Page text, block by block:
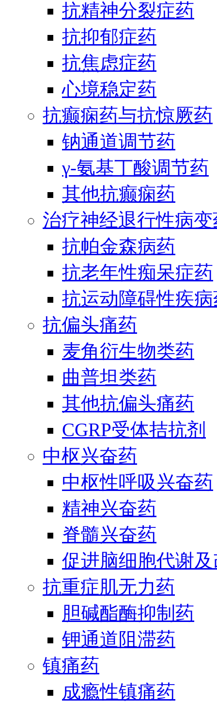
抗精神分裂症药
抗抑郁症药
抗焦虑症药
心境稳定药
抗癫痫药与抗惊厥药
钠通道调节药
γ-氨基丁酸调节药
其他抗癫痫药
治疗神经退行性病
抗帕金森病药
抗老年性痴呆症药
抗运动障碍性疾
抗偏头痛药
麦角衍生物类药
曲普坦类药
其他抗偏头痛药
CGRP受体拮抗剂
中枢兴奋药
中枢性呼吸兴奋药
精神兴奋药
脊髓兴奋药
促进脑细胞代谢
抗重症肌无力药
胆碱酯酶抑制药
钾通道阻滞药
镇痛药
成瘾性镇痛药